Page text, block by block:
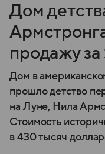
Дом
продажу
Дом в
прошло детство
на Луне, Нила
Стоимость
в 430 тысяч